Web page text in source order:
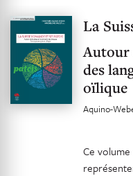
La
Autour
des
oïlique
Aquino-
Ce